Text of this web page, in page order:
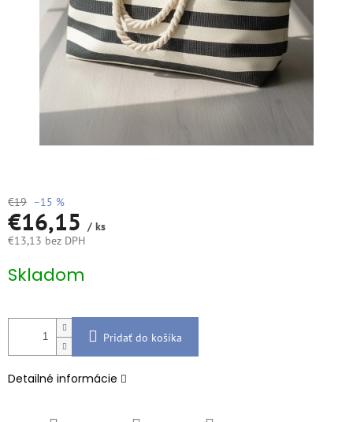
€19 –15 %
€16,15 / ks
€13,13 bez DPH
cena:
Skladom
Pridať do košíka
Detailné informácie